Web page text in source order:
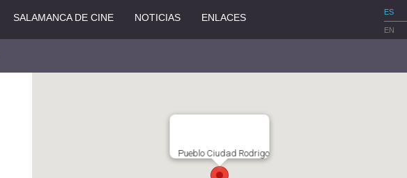
ES
EN
SALAMANCA DE CINE NOTICIAS ENLACES
Pueblo Ciudad Rodrigo